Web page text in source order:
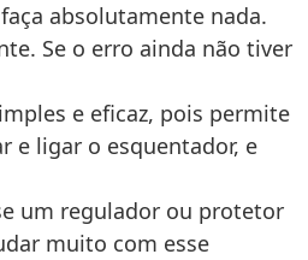
absolutamente nada.
Se o erro ainda não tiver
e eficaz, pois permite
e ligar o esquentador, e
um regulador ou protetor
muito com esse